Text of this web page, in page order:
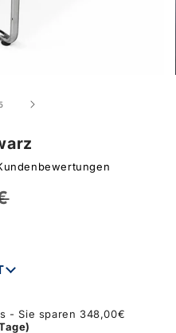
- Sie sparen 348,00€